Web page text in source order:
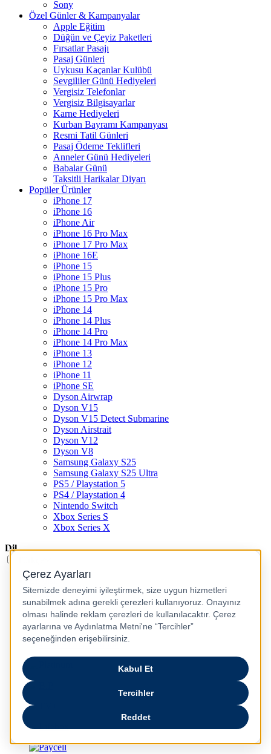
Sony
Özel Günler & Kampanyalar
Apple Eğitim
Düğün ve Çeyiz Paketleri
Fırsatlar Pasajı
Pasaj Günleri
Uykusu Kaçanlar Kulübü
Sevgililer Günü Hediyeleri
Vergisiz Telefonlar
Vergisiz Bilgisayarlar
Karne Hediyeleri
Kurban Bayramı Kampanyası
Resmi Tatil Günleri
Pasaj Ödeme Teklifleri
Anneler Günü Hediyeleri
Babalar Günü
Taksitli Harikalar Diyarı
Popüler Ürünler
iPhone 17
iPhone 16
iPhone Air
iPhone 16 Pro Max
iPhone 17 Pro Max
iPhone 16E
iPhone 15
iPhone 15 Plus
iPhone 15 Pro
iPhone 15 Pro Max
iPhone 14
iPhone 14 Plus
iPhone 14 Pro
iPhone 14 Pro Max
iPhone 13
iPhone 12
iPhone 11
iPhone SE
Dyson Airwrap
Dyson V15
Dyson V15 Detect Submarine
Dyson Airstrait
Dyson V12
Dyson V8
Samsung Galaxy S25
Samsung Galaxy S25 Ultra
PS5 / Playstation 5
PS4 / Playstation 4
Nintendo Switch
Xbox Series S
Xbox Series X
Dil
English
عربى
русский